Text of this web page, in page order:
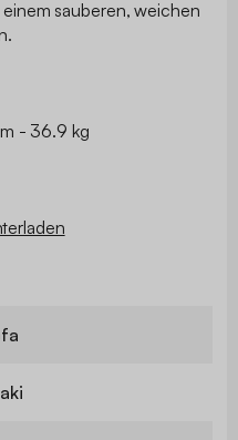
sauberen, weichen
- 36.9 kg